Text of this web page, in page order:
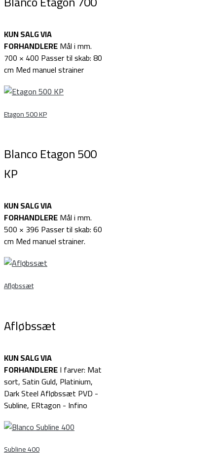
KUN SALG VIA
FORHANDLEREMål i mm.
700 × 400 Passer til skab: 80
cm Med manuel strainer
Etagon 500 KP
Blanco Etagon 500
KP
KUN SALG VIA
FORHANDLEREMål i mm.
500 × 396 Passer til skab: 60
cm Med manuel strainer.
Afløbssæt
Afløbssæt
KUN SALG VIA
FORHANDLEREI farver: Mat
sort, Satin Guld, Platinium,
Dark Steel Afløbssæt PVD -
Subline, ERtagon - Infino
Subline 400